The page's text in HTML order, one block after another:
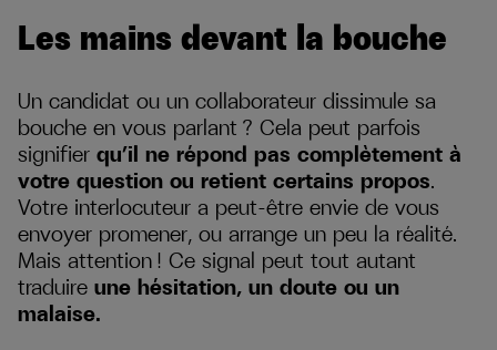
Les mains devant la bouche
Un candidat ou un collaborateur dissimule sa
bouche en vous parlant ? Cela peut parfois
signifier qu’il ne répond pas complètement à
votre question ou retient certains propos.
Votre interlocuteur a peut-être envie de vous
envoyer promener, ou arrange un peu la réalité.
Mais attention ! Ce signal peut tout autant
traduire une hésitation, un doute ou un
malaise.